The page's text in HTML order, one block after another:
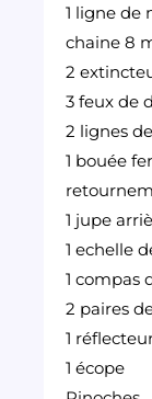
1 ligne de
chaine 8
2
3 feux de
2 lignes
1 bouée
1 jupe
1 echelle
1 compas
2 paires
1
1 écope